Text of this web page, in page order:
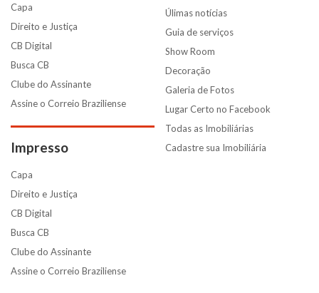
Capa
Direito e Justiça
CB Digital
Busca CB
Clube do Assinante
Assine o Correio Braziliense
Impresso
Capa
Direito e Justiça
CB Digital
Busca CB
Clube do Assinante
Assine o Correio Braziliense
Úlimas notícias
Guia de serviços
Show Room
Decoração
Galeria de Fotos
Lugar Certo no Facebook
Todas as Imobiliárias
Cadastre sua Imobiliária